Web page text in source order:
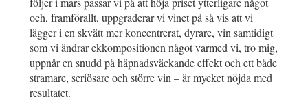
och, framförallt, uppgraderar vi vinet på så vis att vi
lägger i en skvätt mer koncentrerat, dyrare, vin samtidigt
som vi ändrar ekkompositionen något varmed vi, tro mig,
uppnår en snudd på häpnadsväckande effekt och ett både
stramare, seriösare och större vin – är mycket nöjda med
resultatet.